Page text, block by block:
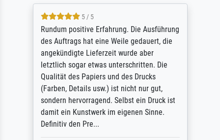
5 / 5
Rundum positive Erfahrung. Die Ausführung
des Auftrags hat eine Weile gedauert, die
angekündigte Lieferzeit wurde aber
letztlich sogar etwas unterschritten. Die
Qualität des Papiers und des Drucks
(Farben, Details usw.) ist nicht nur gut,
sondern hervorragend. Selbst ein Druck ist
damit ein Kunstwerk im eigenen Sinne.
Definitiv den Pre...